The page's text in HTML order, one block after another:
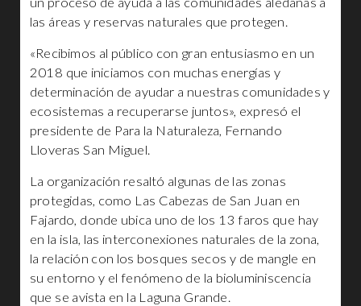
las áreas y reservas naturales que protegen.
«Recibimos al público con gran entusiasmo en un
2018 que iniciamos con muchas energías y
determinación de ayudar a nuestras comunidades y
ecosistemas a recuperarse juntos», expresó el
presidente de Para la Naturaleza, Fernando
Lloveras San Miguel.
La organización resaltó algunas de las zonas
protegidas, como Las Cabezas de San Juan en
Fajardo, donde ubica uno de los 13 faros que hay
en la isla, las interconexiones naturales de la zona,
la relación con los bosques secos y de mangle en
su entorno y el fenómeno de la bioluminiscencia
que se avista en la Laguna Grande.